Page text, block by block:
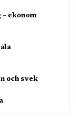
ekonom
och svek